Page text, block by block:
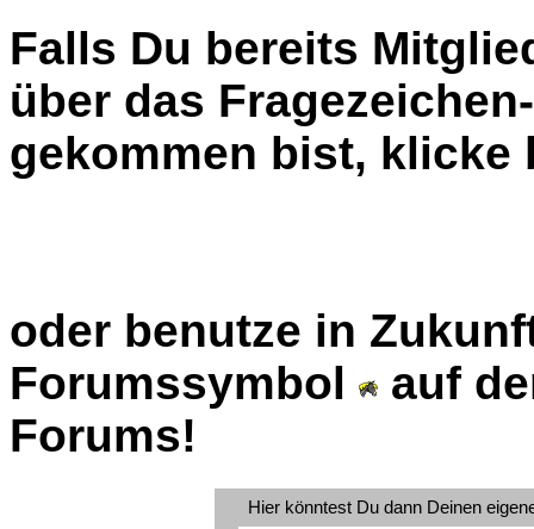
Falls Du bereits
über das
gekommen bist, klicke
oder benutze in
Forumssymbol
auf
Forums!
Hier könntest Du dann Deinen